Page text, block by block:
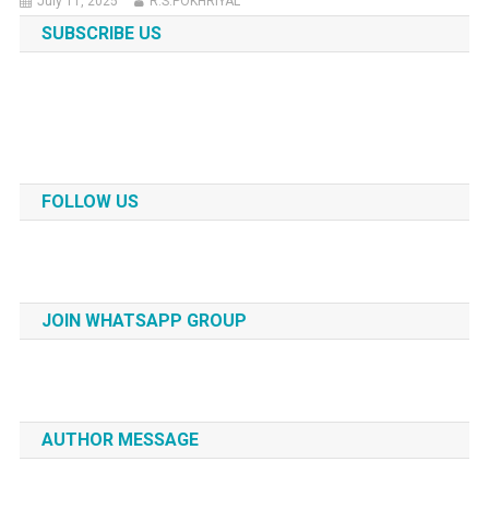
SUBSCRIBE US
FOLLOW US
JOIN WHATSAPP GROUP
AUTHOR MESSAGE